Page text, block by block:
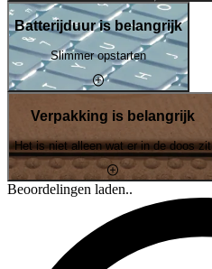
Batterijduur is belangrijk
Slimmer opstarten
Verpakking is belangrijk
Het is niet alleen wat er in de doos zit
Beoordelingen laden..